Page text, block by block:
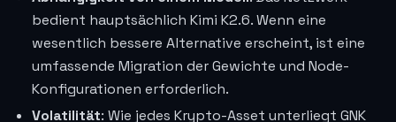
bedient hauptsächlich Kimi K2.6. Wenn eine
wesentlich bessere Alternative erscheint, ist eine
umfassende Migration der Gewichte und Node-
Konfigurationen erforderlich.
Volatilität: Wie jedes Krypto-Asset unterliegt GNK